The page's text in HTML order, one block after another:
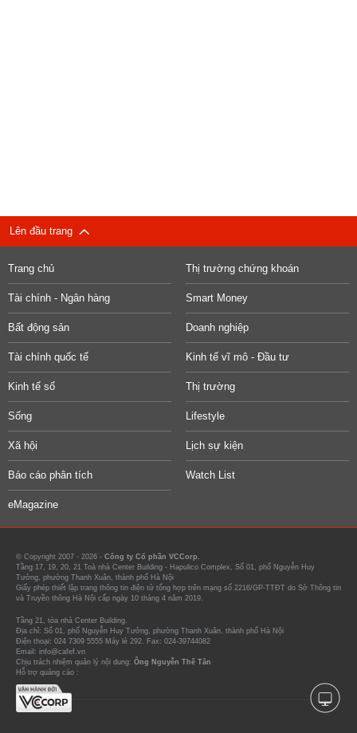
Lên đầu trang
Trang chủ Thị trường chứng khoán
Tài chính - Ngân hàng Smart Money
Bất động sản Doanh nghiệp
Tài chính quốc tế Kinh tế vĩ mô - Đầu tư
Kinh tế số Thị trường
Sống Lifestyle
Xã hội Lịch sự kiện
Báo cáo phân tích Watch List
eMagazine
© Copyright 2007 - 2026 - Công ty Cổ phần VCCorp.
Tầng 17, 19, 20, 21 Toà nhà Center Building - Hapulico Complex, Số 01, phố Nguyễn Huy
Tưởng, phường Thanh Xuân, thành phố Hà Nội
Giấy phép thiết lập trang thông tin điện tử tổng hợp trên mạng số 2216/GP-TTĐT do Sở Thông tin
và Truyền thông Hà Nội cấp ngày 10 tháng 4 năm 2019.
Tầng 21, tòa nhà Center Building.
Địa chỉ: Số 01, phố Nguyễn Huy Tưởng, phường Thanh Xuân, thành phố Hà Nội
Điện thoại: 024 7309 5555 Máy lẻ 292. Fax: 024-39744082
Email: info@cafef.vn
Chịu trách nhiệm quản lý nội dung: Ông Nguyễn Thế Tân
Hỗ trợ quảng cáo :